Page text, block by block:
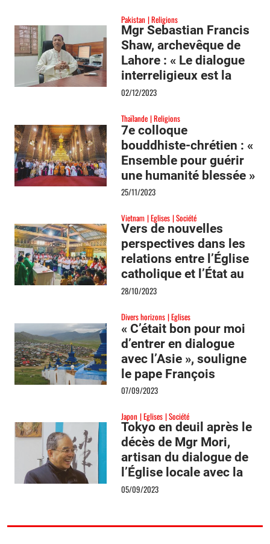
Pakistan Religions
Mgr Sebastian Francis
Shaw, archevêque de
Lahore : « Le dialogue
interreligieux est la
seule solution »
02/12/2023
Thaïlande Religions
7e colloque
bouddhiste-chrétien : «
Ensemble pour guérir
une humanité blessée »
25/11/2023
Vietnam Eglises Société
Vers de nouvelles
perspectives dans les
relations entre l’Église
catholique et l’État au
Vietnam
28/10/2023
Divers horizons Eglises
« C’était bon pour moi
d’entrer en dialogue
avec l’Asie », souligne
le pape François
07/09/2023
Japon Eglises Société
Tokyo en deuil après le
décès de Mgr Mori,
artisan du dialogue de
l’Église locale avec la
société japonaise
05/09/2023